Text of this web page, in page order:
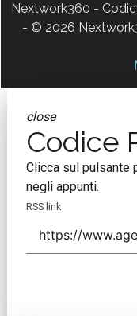
Nextwork360 -
- © 2026
close
Codice
Clicca sul pulsante
negli appunti.
RSS link